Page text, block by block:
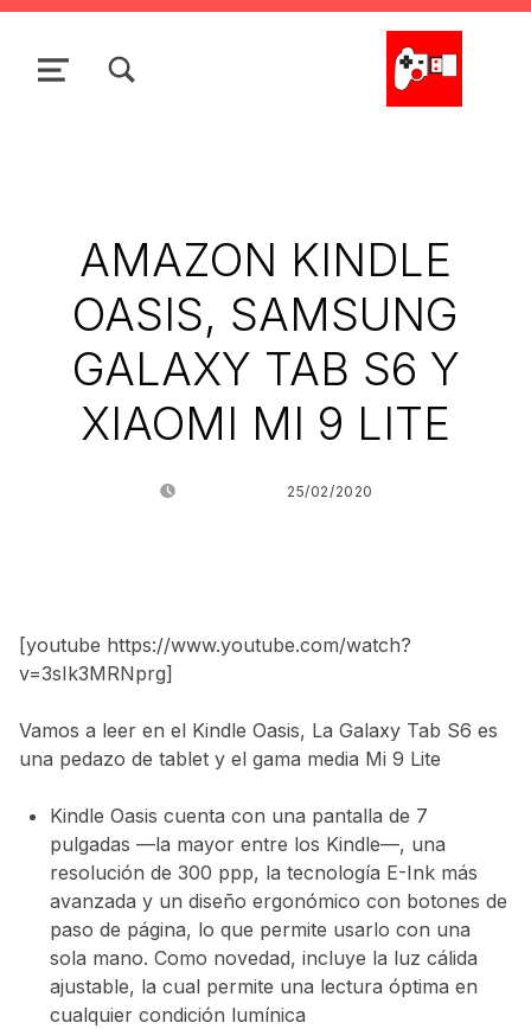
Skip to main navigation
Skip to main content
Skip to search form
Skip to footer
La Cacharrería
MENU
AMAZON KINDLE
OASIS, SAMSUNG
GALAXY TAB S6 Y
XIAOMI MI 9 LITE
25/02/2020
[youtube https://www.youtube.com/watch?
v=3sIk3MRNprg]
Vamos a leer en el Kindle Oasis, La Galaxy Tab S6 es
una pedazo de tablet y el gama media Mi 9 Lite
Kindle Oasis cuenta con una pantalla de 7
pulgadas —la mayor entre los Kindle—, una
resolución de 300 ppp, la tecnología E-Ink más
avanzada y un diseño ergonómico con botones de
paso de página, lo que permite usarlo con una
sola mano. Como novedad, incluye la luz cálida
ajustable, la cual permite una lectura óptima en
cualquier condición lumínica